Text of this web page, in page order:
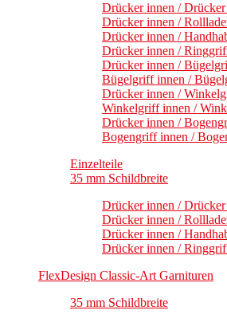
Drücker innen / Drücker
Drücker innen /
Drücker innen /
Drücker innen /
Drücker innen /
Bügelgriff innen /
Drücker innen /
Winkelgriff innen /
Drücker innen /
Bogengriff innen /
Einzelteile
35 mm Schildbreite
Drücker innen / Drücker
Drücker innen /
Drücker innen /
Drücker innen /
FlexDesign Classic-Art Garnituren
35 mm Schildbreite